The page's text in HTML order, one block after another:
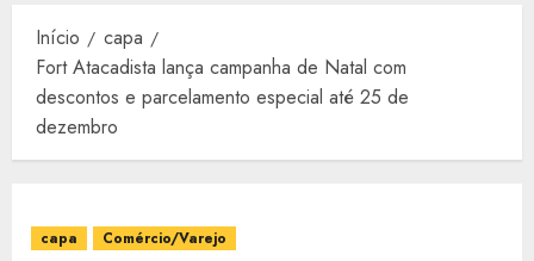
Início
capa
Fort Atacadista lança campanha de Natal com
descontos e parcelamento especial até 25 de
dezembro
capa Comércio/Varejo